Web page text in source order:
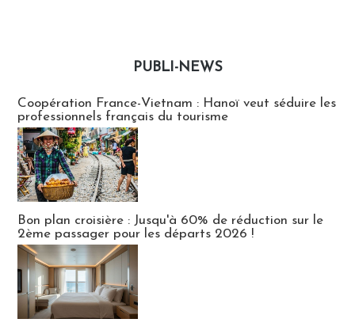
PUBLI-NEWS
Coopération France-Vietnam : Hanoï veut séduire les
professionnels français du tourisme
Bon plan croisière : Jusqu'à 60% de réduction sur le
2ème passager pour les départs 2026 !